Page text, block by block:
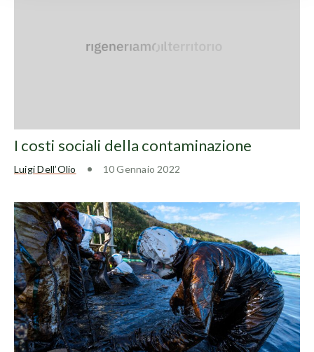
I costi sociali della contaminazione
Luigi Dell’Olio 10 Gennaio 2022